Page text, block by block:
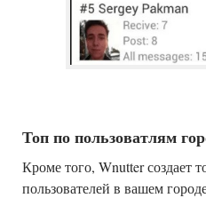
Топ по пользоватлям
Кроме того, Wnutter создает
пользователей в вашем